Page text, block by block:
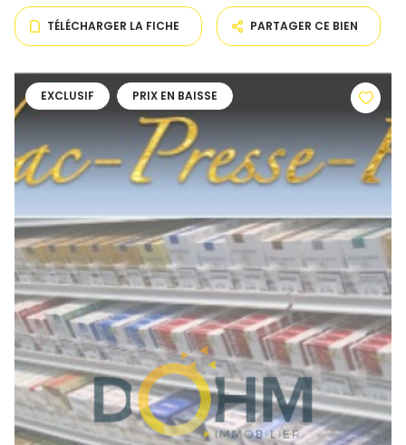
TÉLÉCHARGER LA FICHE PARTAGER CE BIEN
EXCLUSIF PRIX EN BAISSE